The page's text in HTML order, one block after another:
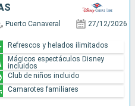
Puerto Canaveral 27/12/2026
Refrescos y helados ilimitados
Mágicos espectáculos Disney
incluidos
Club de niños incluido
Camarotes familiares